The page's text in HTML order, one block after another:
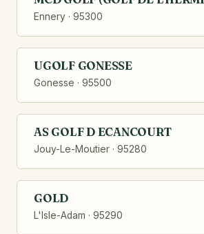
Ennery · 95300
UGOLF GONESSE
Gonesse · 95500
AS GOLF D ECANCOURT
Jouy-Le-Moutier · 95280
GOLD
L'Isle-Adam · 95290